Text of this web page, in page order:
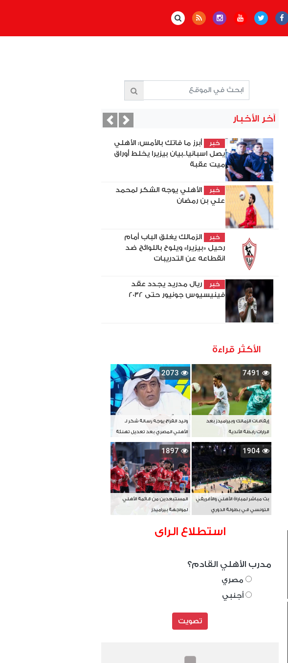
آخر الأخبار
خبر
أبرز ما فاتك بالأمس: الأهلي
يصل اسبانيا..بيان بيزيرا يخلط أوراق
ميت عقبة
خبر
الأهلي يوجه الشكر لمحمد
علي بن رمضان
خبر
الزمالك يغلق الباب أمام
رحيل «بيزيرا» ويلوح باللوائح ضد
انقطاعه عن التدريبات
خبر
ريال مدريد يجدد عقد
فينيسيوس جونيور حتى 2032
PreviousNext
الأكثر قراءة
7491
إيقافات الزمالك وبيراميدز بعد
قرارات رابطة الأندية
2073
وليد الفراج يوجه رسالة شكر لـ
الأهلي المصري بعد تعديل تهنئة
بطل آسيا
1904
بث مباشر لمباراة الأهلي والأفريقي
التونسي في بطولة الدوري
1897
المستبعدين من قائمة الأهلي
لمواجهة بيراميدز
استطلاع الراى
مدرب الأهلي القادم؟
مصري
أجنبي
تصويت